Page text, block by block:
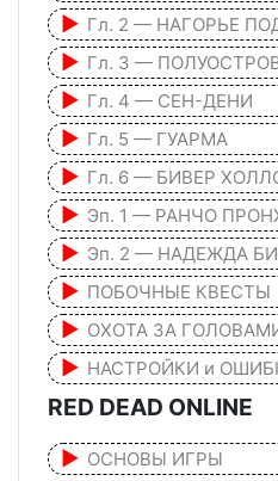
Гл. 2 — НАГОРЬЕ
Гл. 3 —
Гл. 4 — СЕН-ДЕНИ
Гл. 5 — ГУАРМА
Гл. 6 — БИВЕР
Эп. 1 — РАНЧО
Эп. 2 — НАДЕЖДА
ПОБОЧНЫЕ КВЕСТЫ
ОХОТА ЗА
НАСТРОЙКИ и
RED DEAD ONLINE
ОСНОВЫ ИГРЫ